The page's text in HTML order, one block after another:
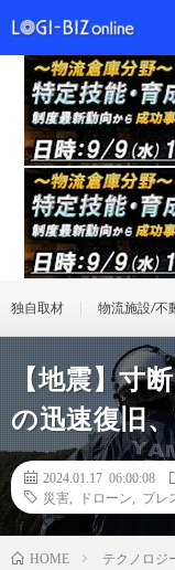
独自取材 物流施設/不
【地震】寸
の迅速復旧
2024.01.17 06:00:08
災害
ドローン プレ
HOME テクノロジ